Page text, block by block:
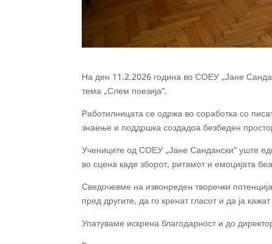
На ден 11.2.2026 година во СОЕУ „Јане
тема „Слем поезија“.
Работилницата се одржа во соработка со
знаење и поддршка создадоа безбеден
Учениците од СОЕУ „Јане Сандански“ уште
во сцена каде зборот, ритамот и емоцијата
Сведочевме на извонреден творечки
пред другите, да го кренат гласот и да ја кажат
Упатуваме искрена благодарност и до